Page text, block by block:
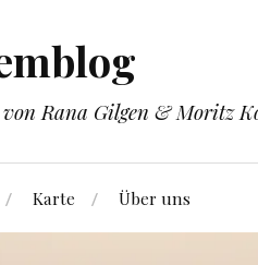
Rana Gilgen & Moritz
Karte Über uns